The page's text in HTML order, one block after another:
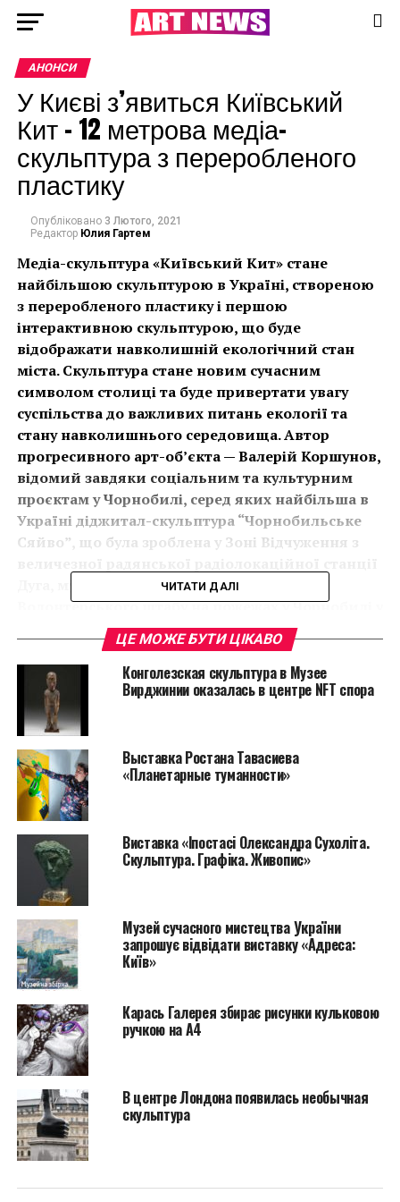
АНОНСИ
У Києві з’явиться Київський
Кит – 12 метрова медіа-
скульптура з переробленого
пластику
Опубліковано 3 Лютого, 2021
Редактор Юлия Гартем
Медіа-скульптура «Київський Кит» стане
найбільшою скульптурою в Україні, створеною
з переробленого пластику і першою
інтерактивною скульптурою, що буде
відображати навколишній екологічний стан
міста. Скульптура стане новим сучасним
символом столиці та буде привертати увагу
суспільства до важливих питань екології та
стану навколишнього середовища. Автор
прогресивного арт-об’єкта — Валерій Коршунов,
відомий завдяки соціальним та культурним
проєктам у Чорнобилі, серед яких найбільша в
Україні діджитал-скульптура “Чорнобильське
Сяйво”, що була зроблена у Зоні Відчуження з
Дуга, мурал на будівлі ЧАЕС, створення
Волонтерського штабу на пожежах у Чорнобилі у
квітні 2020 ті інші.
Завдяки інтерактивному сяйву, скульптура та її
оточення будуть змінюватися в залежності від рівня
якості повітря у Києві, кількості опадів, пори року,
календарної дати та, навіть, від фази місяця, що
пов’язано із рівнем припливів по всьому світу.
«Київський Кит» буде встановлено в одній з зелених
зон міста Києва так, щоб доступ до неї
безперешкодно мали всі мешканці та гості міста.
ЧИТАТИ ДАЛІ
ЦЕ МОЖЕ БУТИ ЦІКАВО
Конголезская скульптура в Музее
Вирджинии оказалась в центре NFT спора
Выставка Ростана Тавасиева
«Планетарные туманности»
Виставка «Іпостасі Олександра Сухоліта.
Скульптура. Графіка. Живопис»
Музей сучасного мистецтва України
запрошує відвідати виставку «Адреса:
Київ»
Карась Галерея збирає рисунки кульковою
ручкою на А4
В центре Лондона появилась необычная
скульптура